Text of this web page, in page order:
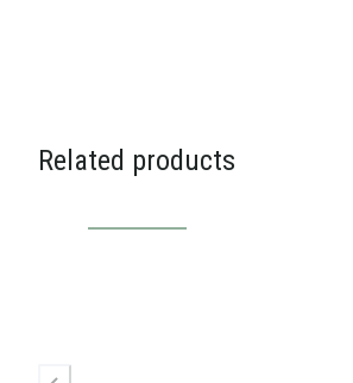
Related products